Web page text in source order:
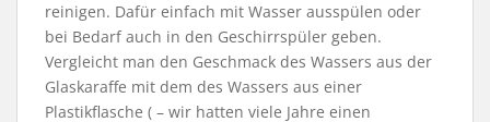
reinigen. Dafür einfach mit Wasser ausspülen oder
bei Bedarf auch in den Geschirrspüler geben.
Vergleicht man den Geschmack des Wassers aus der
Glaskaraffe mit dem des Wassers aus einer
Plastikflasche ( – wir hatten viele Jahre einen